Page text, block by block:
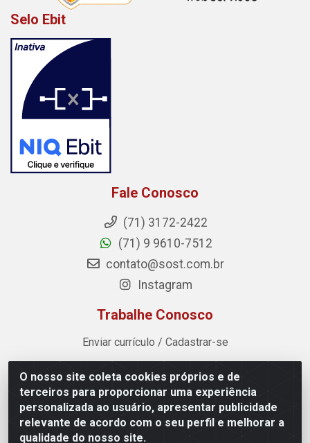
O nosso site coleta cookies próprios e de
terceiros para proporcionar uma experiência
personalizada ao usuário, apresentar publicidade
relevante de acordo com o seu perfil e melhorar a
qualidade do nosso site.
Selo Ebit
Fale Conosco
(71) 3172-2422
(71) 9 9610-7512
contato@sost.com.br
Instagram
Trabalhe Conosco
Enviar currículo / Cadastrar-se
Sost Distribuidora - Rua Cândido Rissut, 254 - Recreio
Ipitanga, Lauro de Freitas/BA - CEP 42.700-590 - CNPJ
07.041.307/0001-80